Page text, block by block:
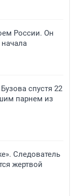
России. Он
спустя 22
парнем из
Следователь
жертвой